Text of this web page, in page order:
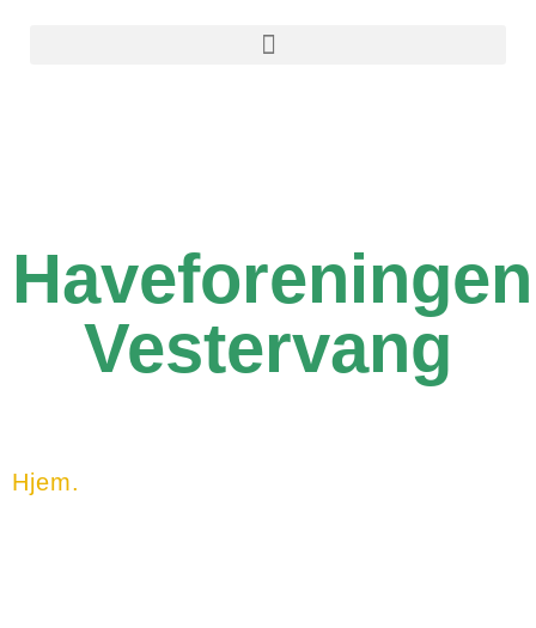
Haveforeningen
Vestervang
Hjem.